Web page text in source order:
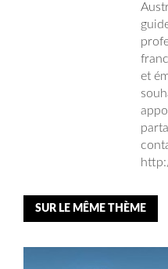
et
SUR LE MÊME THÈME